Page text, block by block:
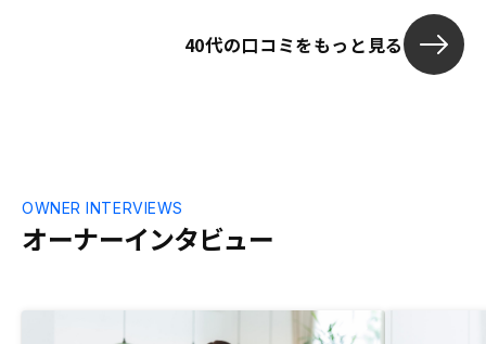
40代の口コミをもっと見る
オーナーインタビュー
OWNER INTERVIEWS